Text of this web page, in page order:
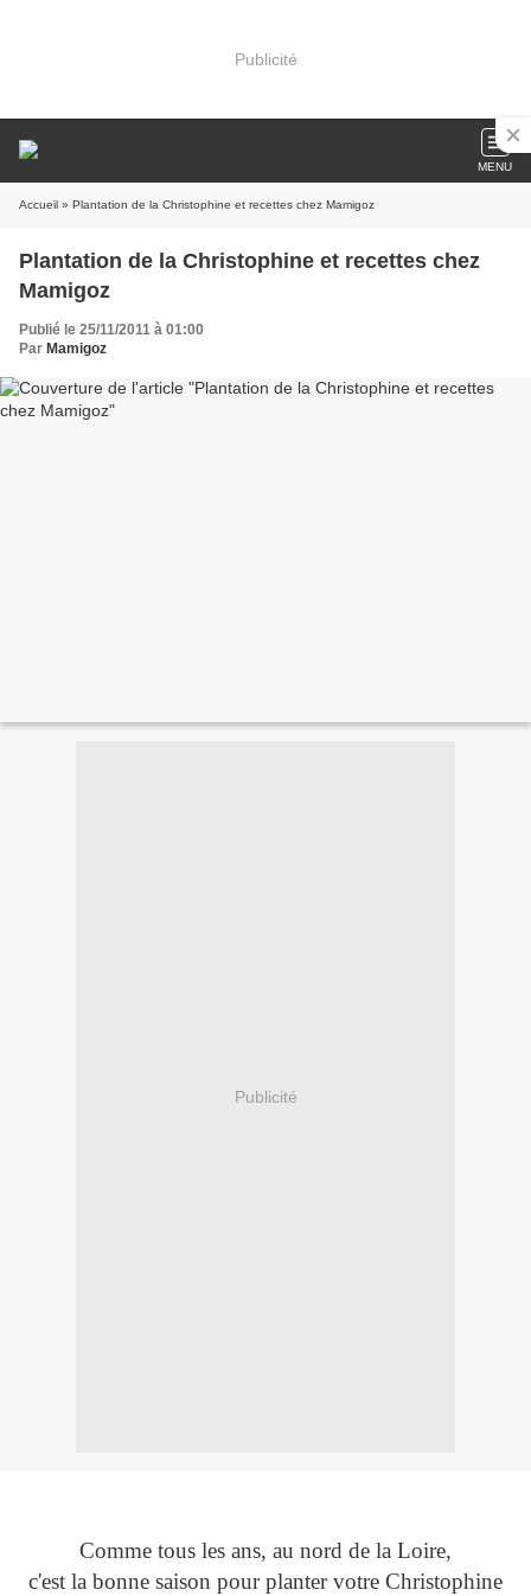
Publicité
MENU
Accueil » Plantation de la Christophine et recettes chez Mamigoz
Plantation de la Christophine et recettes chez
Mamigoz
Publié le 25/11/2011 à 01:00
Par Mamigoz
Publicité
Comme tous les ans, au nord de la Loire,
c'est la bonne saison pour planter votre Christophine